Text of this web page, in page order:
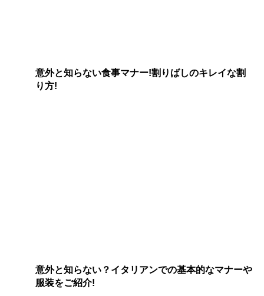
意外と知らない食事マナー!割りばしのキレイな割
り方!
意外と知らない？イタリアンでの基本的なマナーや
服装をご紹介!